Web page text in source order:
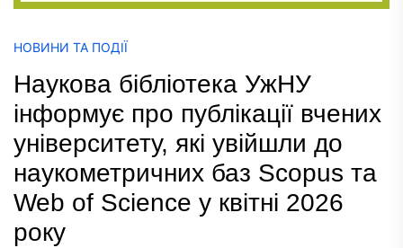
НОВИНИ ТА ПОДІЇ
Наукова бібліотека УжНУ
інформує про публікації вчених
університету, які увійшли до
наукометричних баз Scopus та
Web of Science у квітні 2026
року